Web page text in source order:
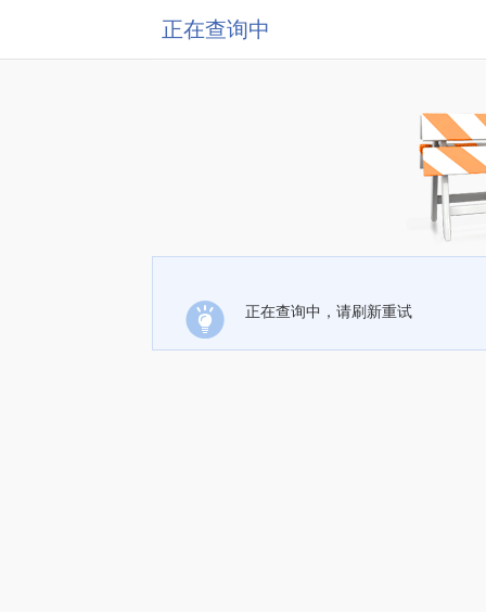
正在查询中
正在查询中，请刷新重试